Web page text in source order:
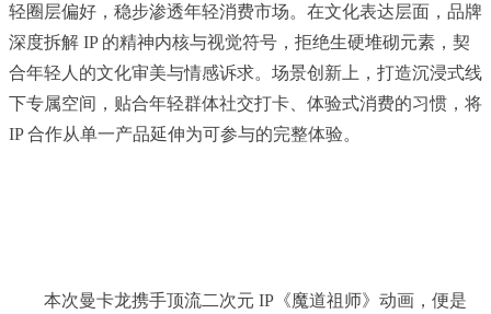
轻圈层偏好，稳步渗透年轻消费市场。在文化表达层面，品牌
深度拆解 IP 的精神内核与视觉符号，拒绝生硬堆砌元素，契
合年轻人的文化审美与情感诉求。场景创新上，打造沉浸式线
下专属空间，贴合年轻群体社交打卡、体验式消费的习惯，将
IP 合作从单一产品延伸为可参与的完整体验。
本次曼卡龙携手顶流二次元 IP《魔道祖师》动画，便是